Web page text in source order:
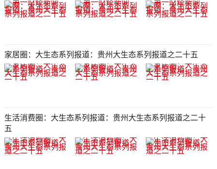
家居圈：大生态系列报道：贵州大生态系列报道之二十五​​​​​​​
生活消费圈：大生态系列报道：贵州大生态系列报道之二十
五​​​​​​​